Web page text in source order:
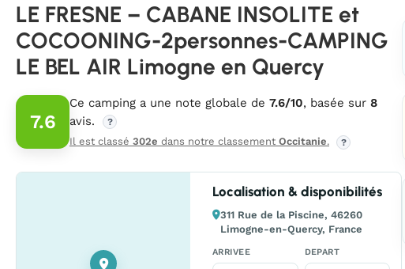
LE FRESNE – CABANE INSOLITE et
COCOONING-2personnes-CAMPING
LE BEL AIR Limogne en Quercy
7.6
Ce camping a une note globale de 7.6/10, basée sur 8
avis.
?
Il est classé 302e dans notre classement Occitanie. ?
Localisation & disponibilités
311 Rue de la Piscine, 46260
Limogne-en-Quercy, France
ARRIVEE DEPART